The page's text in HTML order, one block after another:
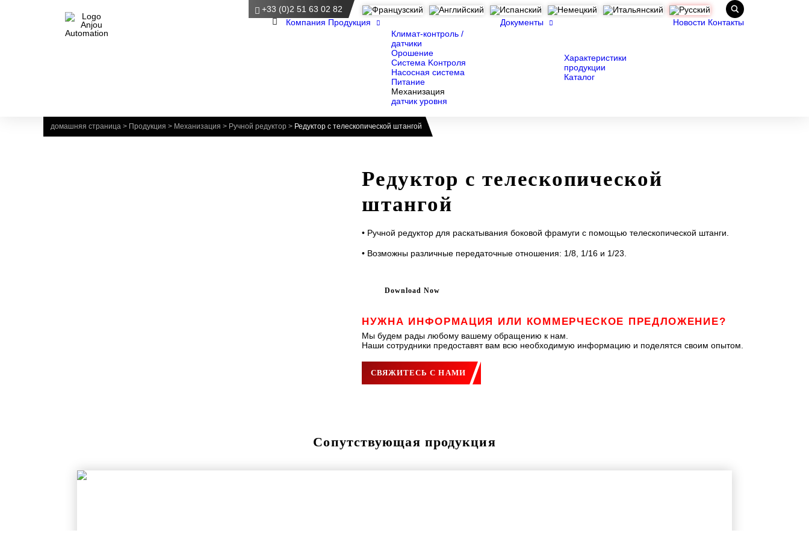
+33 (0)2 51 63 02 82
приема
Компания Продукция
Климат-контроль /
датчики
Орошение
Система Kонтроля
Насосная система
Питание
Механизация
датчик уровня
Документы
Характеристики
продукции
Каталог
Новости Контакты
домашняя страница > Продукция > Механизация > Ручной редуктор > Редуктор с телескопической штангой
Редуктор с телескопической
штангой
• Ручной редуктор для раскатывания боковой фрамуги с помощью телескопической штанги.
• Возможны различные передаточные отношения: 1/8, 1/16 и 1/23.
Download Now
НУЖНА ИНФОРМАЦИЯ ИЛИ КОММЕРЧЕСКОЕ ПРЕДЛОЖЕНИЕ?
Мы будем рады любому вашему обращению к нам.
Наши сотрудники предоставят вам всю необходимую информацию и поделятся своим опытом.
СВЯЖИТЕСЬ С НАМИ
Сопутствующая продукция